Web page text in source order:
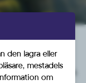
till valnämnderna.
den lagra eller
mestadels
om